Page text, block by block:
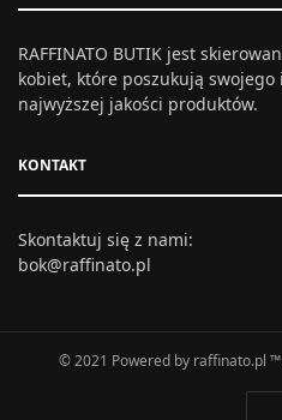
RAFFINATO BUTIK jest
kobiet, które poszukują
najwyższej jakości produktów.
KONTAKT
Skontaktuj się z nami:
bok@raffinato.pl
© 2021 Powered by raffinato.pl